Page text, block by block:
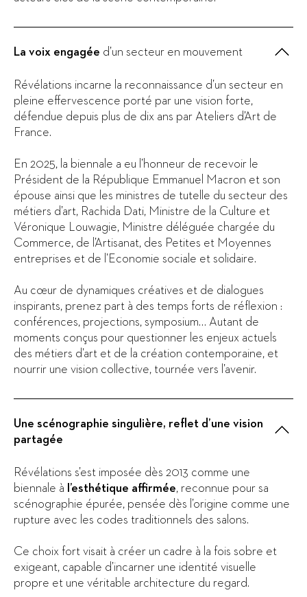
La voix engagée d’un secteur en mouvement
Révélations incarne la reconnaissance d’un secteur en
pleine effervescence porté par une vision forte,
défendue depuis plus de dix ans par Ateliers d’Art de
France.
En 2025, la biennale a eu l’honneur de recevoir le
Président de la République Emmanuel Macron et son
épouse ainsi que les ministres de tutelle du secteur des
métiers d’art, Rachida Dati, Ministre de la Culture et
Véronique Louwagie, Ministre déléguée chargée du
Commerce, de l’Artisanat, des Petites et Moyennes
entreprises et de l’Economie sociale et solidaire.
Au cœur de dynamiques créatives et de dialogues
inspirants, prenez part à des temps forts de réflexion :
conférences, projections, symposium… Autant de
moments conçus pour questionner les enjeux actuels
des métiers d’art et de la création contemporaine, et
nourrir une vision collective, tournée vers l’avenir.
Une scénographie singulière, reflet d’une vision
partagée
Révélations s’est imposée dès 2013 comme une
biennale à l’esthétique affirmée, reconnue pour sa
scénographie épurée, pensée dès l’origine comme une
rupture avec les codes traditionnels des salons.
Ce choix fort visait à créer un cadre à la fois sobre et
exigeant, capable d’incarner une identité visuelle
propre et une véritable architecture du regard.